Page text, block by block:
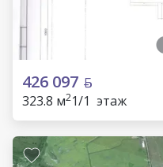
426 097
323.8 м21/1 этаж